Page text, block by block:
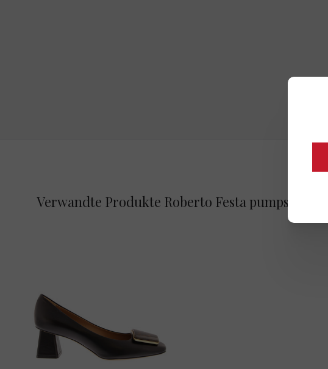
Verwandte Produkte Roberto Festa pumps beige